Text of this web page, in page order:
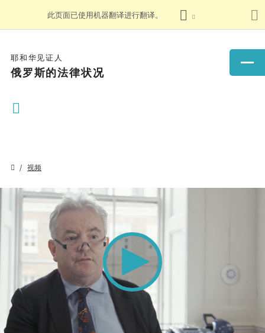
此页面已使用机器翻译进行翻译。
耶和华见证人
俄罗斯的法律状况
视频